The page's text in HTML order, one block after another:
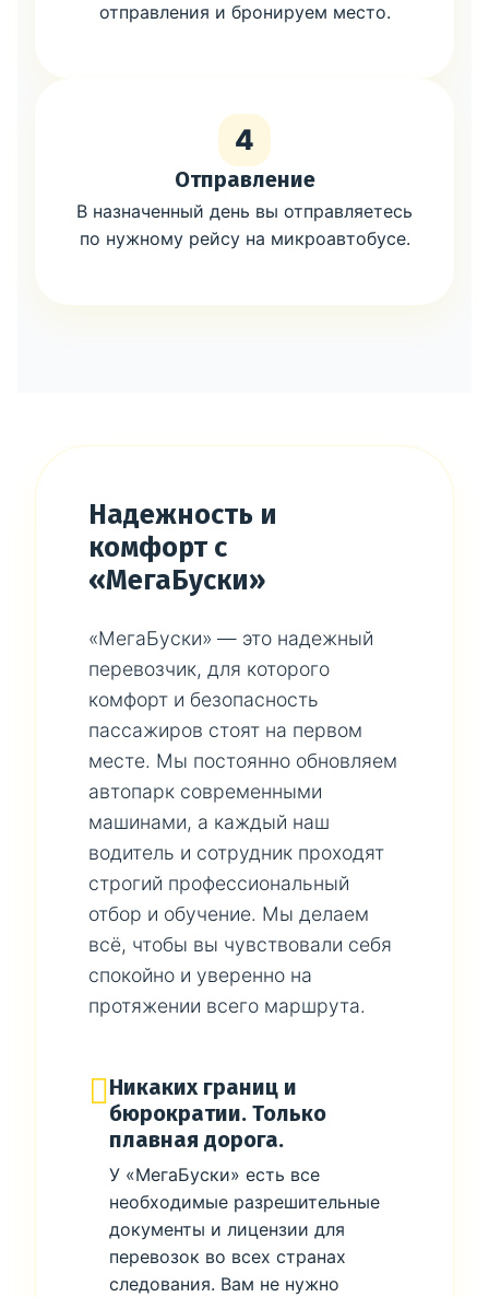
отправления и бронируем место.
4
Отправление
В назначенный день вы отправляетесь
по нужному рейсу на микроавтобусе.
Надежность и
комфорт с
«МегаБуски»
«МегаБуски» — это надежный
перевозчик, для которого
комфорт и безопасность
пассажиров стоят на первом
месте. Мы постоянно обновляем
автопарк современными
машинами, а каждый наш
водитель и сотрудник проходят
строгий профессиональный
отбор и обучение. Мы делаем
всё, чтобы вы чувствовали себя
спокойно и уверенно на
протяжении всего маршрута.
Никаких границ и
бюрократии. Только
плавная дорога.
У «МегаБуски» есть все
необходимые разрешительные
документы и лицензии для
перевозок во всех странах
следования. Вам не нужно